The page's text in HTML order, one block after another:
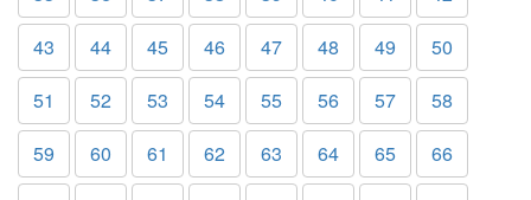
43
44 45 46 47 48 49
50
51
52 53 54 55 56 57
58
59
60 61 62 63 64 65
66